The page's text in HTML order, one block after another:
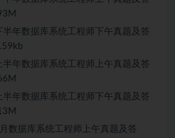
年数据库系统工程师下午真题及答
年数据库系统工程师上午真题及答
年数据库系统工程师下午真题及答
数据库系统工程师上午真题及答